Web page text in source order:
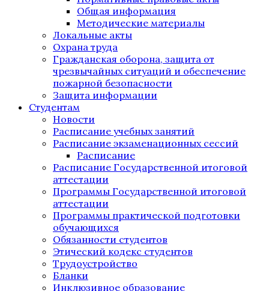
Общая информация
Методические материалы
Локальные акты
Охрана труда
Гражданская оборона, защита от
чрезвычайных ситуаций и обеспечение
пожарной безопасности
Защита информации
Студентам
Новости
Расписание учебных занятий
Расписание экзаменационных сессий
Расписание
Расписание Государственной итоговой
аттестации
Программы Государственной итоговой
аттестации
Программы практической подготовки
обучающихся
Обязанности студентов
Этический кодекс студентов
Трудоустройство
Бланки
Инклюзивное образование